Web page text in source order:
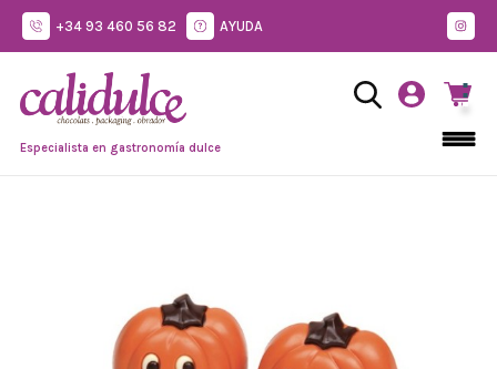
+34 93 460 56 82 AYUDA
Especialista en gastronomía dulce